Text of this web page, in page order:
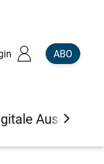
ABO
Ausgaben